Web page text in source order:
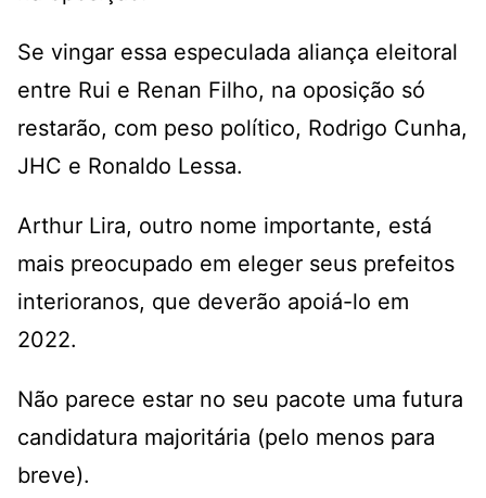
Se vingar essa especulada aliança eleitoral
entre Rui e Renan Filho, na oposição só
restarão, com peso político, Rodrigo Cunha,
JHC e Ronaldo Lessa.
Arthur Lira, outro nome importante, está
mais preocupado em eleger seus prefeitos
interioranos, que deverão apoiá-lo em
2022.
Não parece estar no seu pacote uma futura
candidatura majoritária (pelo menos para
breve).